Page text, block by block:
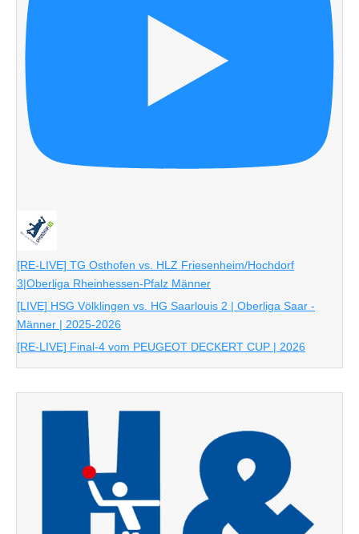
[RE-LIVE] TG Osthofen vs. HLZ Friesenheim/Hochdorf
3|Oberliga Rheinhessen-Pfalz Männer
[LIVE] HSG Völklingen vs. HG Saarlouis 2 | Oberliga Saar -
Männer | 2025-2026
[RE-LIVE] Final-4 vom PEUGEOT DECKERT CUP | 2026